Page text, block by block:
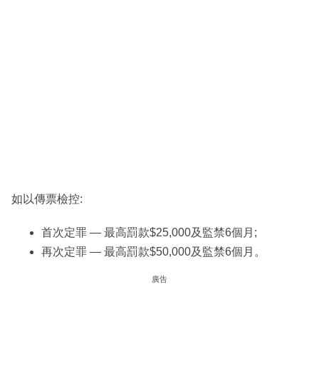
如以傳票檢控:
首次定罪 — 最高罰款$25,000及監禁6個月;
再次定罪 — 最高罰款$50,000及監禁6個月。
廣告